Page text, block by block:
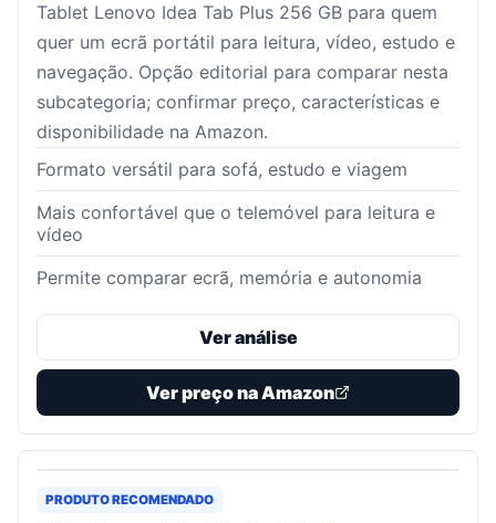
Tablet Lenovo Idea Tab Plus 256 GB para quem
quer um ecrã portátil para leitura, vídeo, estudo e
navegação. Opção editorial para comparar nesta
subcategoria; confirmar preço, características e
disponibilidade na Amazon.
Formato versátil para sofá, estudo e viagem
Mais confortável que o telemóvel para leitura e
vídeo
Permite comparar ecrã, memória e autonomia
Ver análise
Ver preço na Amazon
PRODUTO RECOMENDADO